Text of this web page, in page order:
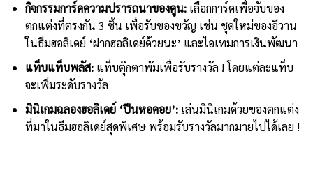
กิจกรรมการ์ดความปรารถนาของคูน:เลือกการ์ดเพื่อจับของ
ตกแต่งที่ตรงกัน 3 ชิ้น เพื่อรับของขวัญ เช่น ชุดใหม่ของอีวาน
ในธีมฮอลิเดย์ ‘ฝากฮอลิเดย์ด้วยนะ’ และไอเทมการเงินพัฒนา
แท็บแท็บพลัส:แท็บตุ๊กตาพัมเพื่อรับรางวัล ! โดยแต่ละแท็บ
จะเพิ่มระดับรางวัล
มินิเกมฉลองฮอลิเดย์ ‘ปีนหอคอย’: เล่นมินิเกมด้วยของตกแต่ง
ที่มาในธีมฮอลิเดย์สุดพิเศษ พร้อมรับรางวัลมากมายไปได้เลย !